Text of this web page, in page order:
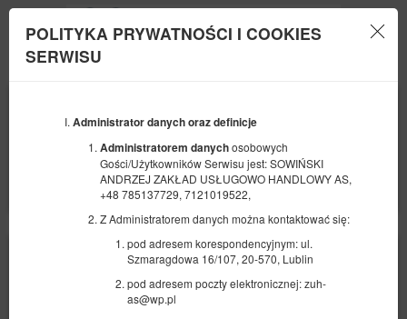
POLITYKA PRYWATNOŚCI I COOKIES
SERWISU
Administrator danych oraz definicje
Administratorem danychosobowych
Gości/Użytkowników Serwisu jest: SOWIŃSKI
ANDRZEJ ZAKŁAD USŁUGOWO HANDLOWY AS,
+48 785137729, 7121019522,
Z Administratorem danych można kontaktować się:
pod adresem korespondencyjnym: ul.
Szmaragdowa 16/107, 20-570, Lublin
pod adresem poczty elektronicznej: zuh-
as@wp.pl
SIERPNIA
09
SIERPNIA
FILTRY